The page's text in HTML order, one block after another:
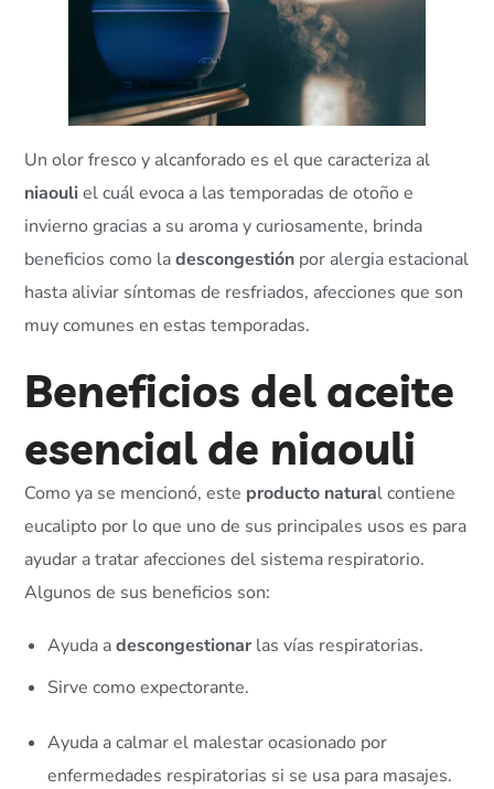
Un olor fresco y alcanforado es el que caracteriza al
niaouliel cuál evoca a las temporadas de otoño e
invierno gracias a su aroma y curiosamente, brinda
beneficios como ladescongestión por alergia estacional
hasta aliviar síntomas de resfriados, afecciones que son
muy comunes en estas temporadas.
Beneficios del aceite
esencial de niaouli
Como ya se mencionó, este producto natural contiene
eucalipto por lo que uno de sus principales usos es para
ayudar a tratar afecciones del sistema respiratorio.
Algunos de sus beneficios son:
Ayuda adescongestionar las vías respiratorias.
Sirve como expectorante.
Ayuda a calmar el malestar ocasionado por
enfermedades respiratorias si se usa para masajes.